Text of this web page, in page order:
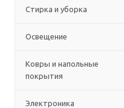
Стирка и уборка
Освещение
Ковры и напольные
покрытия
Электроника